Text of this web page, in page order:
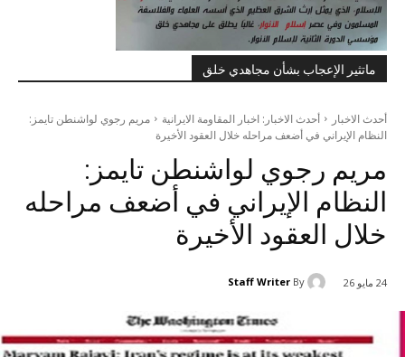
ماتثير الإعجاب بشأن مجاهدي خلق
أحدث الاخبار أحدث الاخبار: اخبار المقاومة الايرانية
مريم رجوي لواشنطن تايمز:
النظام الإيراني في أضعف مراحله خلال العقود الأخيرة
مريم رجوي لواشنطن تايمز:
النظام الإيراني في أضعف مراحله
خلال العقود الأخيرة
24 مايو 26 By
Staff Writer